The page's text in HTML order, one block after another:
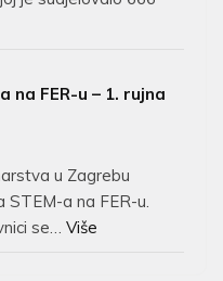
na FER-u – 1. rujna
u Zagrebu
STEM-a na FER-u.
se… Više